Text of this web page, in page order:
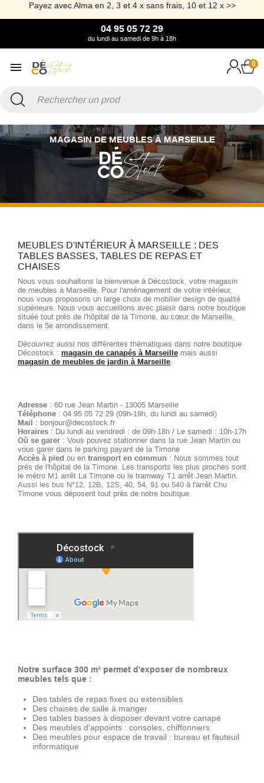
Payez avec Alma en 2, 3 et 4 x sans frais, 10 et 12 x >>
04 95 05 72 29
du lundi au samedi de 9h à 18h
0
MAGASIN DE MEUBLES À MARSEILLE
MEUBLES D'INTÉRIEUR À MARSEILLE : DES
TABLES BASSES, TABLES DE REPAS ET
CHAISES
Nous vous souhaitons la bienvenue à Décostock, votre magasin
de meubles à Marseille. Pour l'aménagement de votre intérieur,
nous vous proposons un large choix de mobilier design de qualité
supérieure. Nous vous accueillons avec plaisir dans notre boutique
située tout près de l'hôpital de la Timone, au cœur de Marseille,
dans le 5e arrondissement.
Découvrez aussi nos différentes thématiques dans notre boutique
Décostock : magasin de canapés à Marseille mais aussi
magasin de meubles de jardin à Marseille
Adresse : 60 rue Jean Martin - 13005 Marseille
Téléphone : 04 95 05 72 29 (09h-19h, du lundi au samedi)
Mail : bonjour@decostock.fr
Horaires : Du lundi au vendredi : de 09h-18h / Le samedi : 10h-17h
Où se garer : Vous pouvez stationner dans la rue Jean Martin ou
vous garer dans le parking payant de la Timone
Accès à pied ou en transport en commun : Nous sommes tout
près de l'hôpital de la Timone. Les transports les plus proches sont
le métro M1 arrêt La Timone ou le tramway T1 arrêt Jean Martin.
Aussi les bus N°12, 12B, 12S, 40, 54, 91 ou 540 à l'arrêt Chu
Timone vous déposent tout près de notre boutique.
Notre surface 300 m² permet d'exposer de nombreux
meubles tels que :
Des tables de repas fixes ou extensibles
Des chaises de salle à manger
Des tables basses à disposer devant votre canapé
Des meubles d'appoints : consoles, chiffonniers
Des meubles pour espace de travail : bureau et fauteuil
informatique